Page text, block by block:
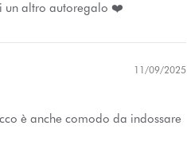
un altro autoregalo ❤️
11/09/2025
è anche comodo da indossare